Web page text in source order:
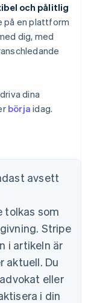
och pålitlig
på en plattform
dig, med
dina
börja idag.
avsett
tolkas som
Stripe
i artikeln är
aktuell. Du
eller
i din